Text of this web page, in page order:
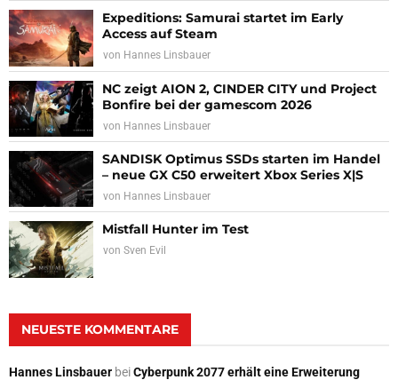
Expeditions: Samurai startet im Early
Access auf Steam
von Hannes Linsbauer
NC zeigt AION 2, CINDER CITY und Project
Bonfire bei der gamescom 2026
von Hannes Linsbauer
SANDISK Optimus SSDs starten im Handel
– neue GX C50 erweitert Xbox Series X|S
von Hannes Linsbauer
Mistfall Hunter im Test
von Sven Evil
NEUESTE KOMMENTARE
Hannes Linsbauer beiCyberpunk 2077 erhält eine Erweiterung